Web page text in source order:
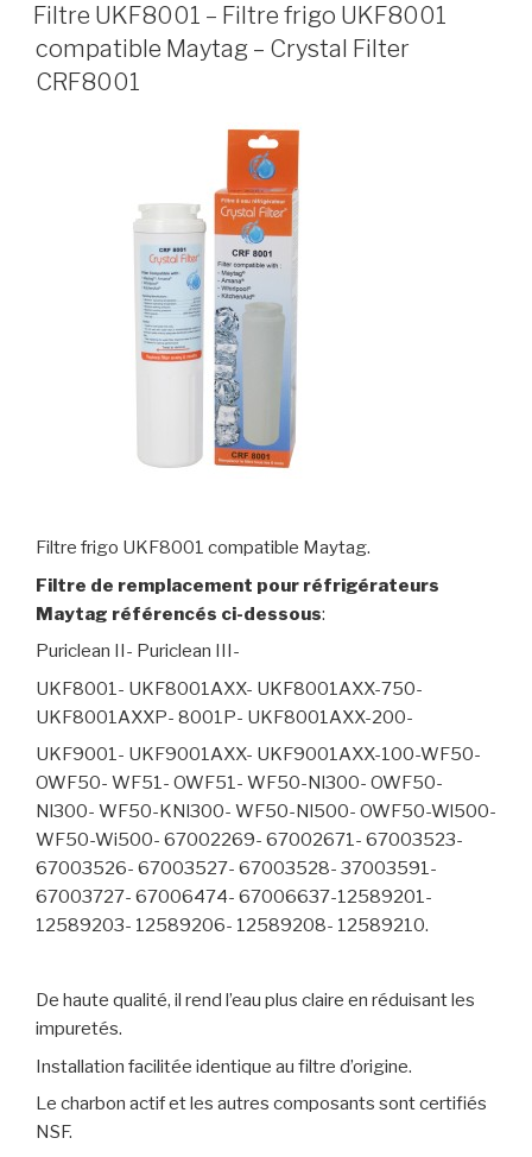
Filtre UKF8001 – Filtre frigo UKF8001
compatible Maytag – Crystal Filter
CRF8001
Filtre frigo UKF8001 compatible Maytag.
Filtre de remplacement pour réfrigérateurs
Maytag référencés ci-dessous:
Puriclean II- Puriclean III-
UKF8001- UKF8001AXX- UKF8001AXX-750-
UKF8001AXXP- 8001P- UKF8001AXX-200-
UKF9001- UKF9001AXX- UKF9001AXX-100-WF50-
OWF50- WF51- OWF51- WF50-Nl300- OWF50-
Nl300- WF50-KNl300- WF50-Nl500- OWF50-Wl500-
WF50-Wi500- 67002269- 67002671- 67003523-
67003526- 67003527- 67003528- 37003591-
67003727- 67006474- 67006637-12589201-
12589203- 12589206- 12589208- 12589210.
De haute qualité, il rend l’eau plus claire en réduisant les
impuretés.
Installation facilitée identique au filtre d’origine.
Le charbon actif et les autres composants sont certifiés
NSF.